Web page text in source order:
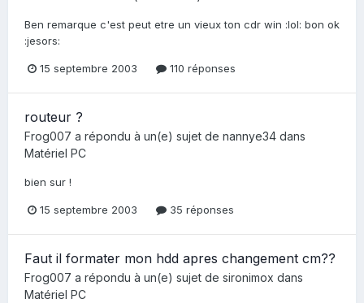
Ben remarque c'est peut etre un vieux ton cdr win :lol: bon ok
:jesors:
15 septembre 2003 110 réponses
routeur ?
Frog007 a répondu à un(e) sujet de nannye34 dans
Matériel PC
bien sur !
15 septembre 2003 35 réponses
Faut il formater mon hdd apres changement cm??
Frog007 a répondu à un(e) sujet de sironimox dans
Matériel PC